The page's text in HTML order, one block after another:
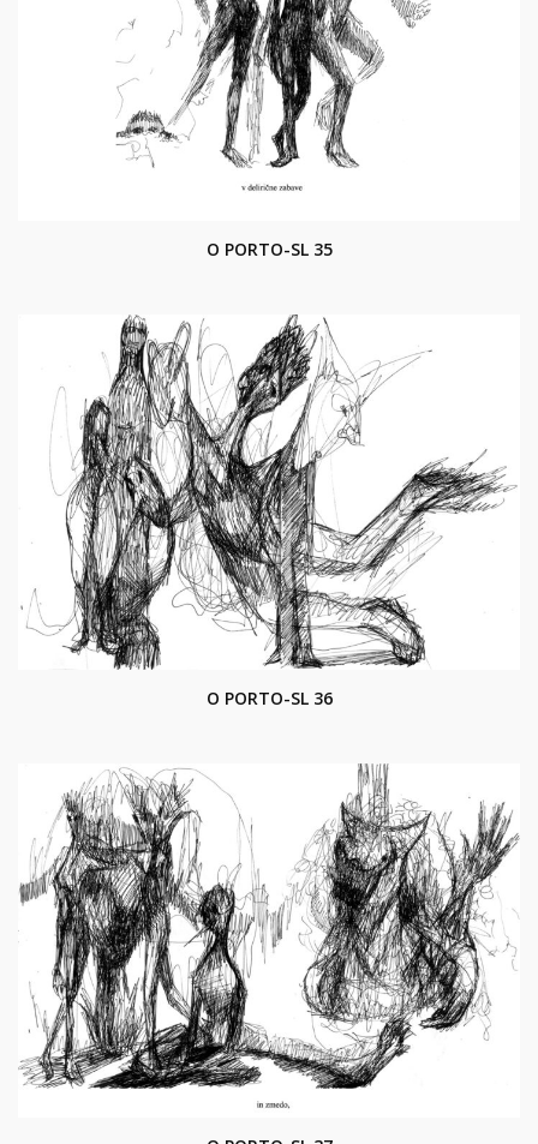
O PORTO-SL 35
O PORTO-SL 36